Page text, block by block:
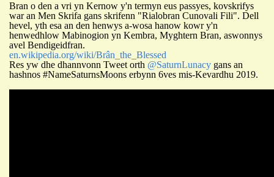
Bran o den a vri yn Kernow y'n termyn eus passyes, kovskrifys
war an Men Skrifa gans skrifenn "Rialobran Cunovali Fili". Dell
hevel, yth esa an den henwys a-wosa hanow kowr y'n
henwedhlow Mabinogion yn Kembra, Myghtern Bran, aswonnys
avel Bendigeidfran.
en.wikipedia.org/wiki/Brân_the_Blessed
Res yw dhe dhannvonn Tweet orth @SaturnLunacy gans an
hashnos #NameSaturnsMoons erbynn 6ves mis-Kevardhu 2019.